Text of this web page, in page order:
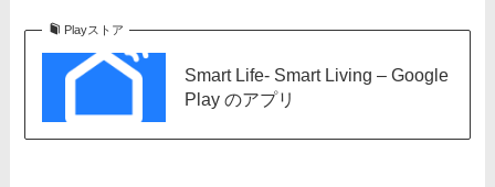
Playストア
Smart Life- Smart Living – Google
Play のアプリ